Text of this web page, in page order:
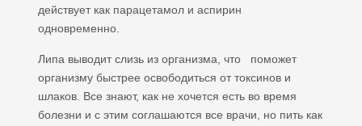
действует как парацетамол и аспирин
одновременно.
Липа выводит слизь из организма, что поможет
организму быстрее освободиться от токсинов и
шлаков. Все знают, как не хочется есть во время
болезни и с этим соглашаются все врачи, но пить как